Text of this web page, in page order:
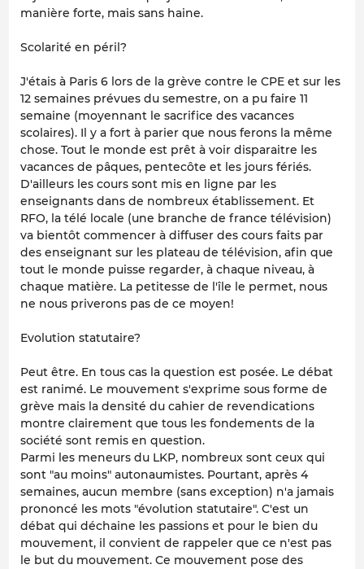
manière forte, mais sans haine.
Scolarité en péril?
J'étais à Paris 6 lors de la grève contre le CPE et sur les
12 semaines prévues du semestre, on a pu faire 11
semaine (moyennant le sacrifice des vacances
scolaires). Il y a fort à parier que nous ferons la même
chose. Tout le monde est prêt à voir disparaitre les
vacances de pâques, pentecôte et les jours fériés.
D'ailleurs les cours sont mis en ligne par les
enseignants dans de nombreux établissement. Et
RFO, la télé locale (une branche de france télévision)
va bientôt commencer à diffuser des cours faits par
des enseignant sur les plateau de télévision, afin que
tout le monde puisse regarder, à chaque niveau, à
chaque matière. La petitesse de l'île le permet, nous
ne nous priverons pas de ce moyen!
Evolution statutaire?
Peut être. En tous cas la question est posée. Le débat
est ranimé. Le mouvement s'exprime sous forme de
grève mais la densité du cahier de revendications
montre clairement que tous les fondements de la
société sont remis en question.
Parmi les meneurs du LKP, nombreux sont ceux qui
sont "au moins" autonaumistes. Pourtant, après 4
semaines, aucun membre (sans exception) n'a jamais
prononcé les mots "évolution statutaire". C'est un
débat qui déchaine les passions et pour le bien du
mouvement, il convient de rappeler que ce n'est pas
le but du mouvement. Ce mouvement pose des